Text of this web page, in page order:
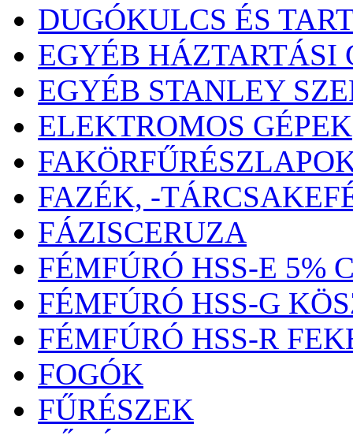
DUGÓKULCS ÉS
EGYÉB HÁZTARTÁSI
EGYÉB STANLEY
ELEKTROMOS GÉPEK
FAZÉK, -
FÁZISCERUZA
FÉMFÚRÓ HSS-E 5%
FÉMFÚRÓ HSS-G
FÉMFÚRÓ HSS-R
FOGÓK
FŰRÉSZEK